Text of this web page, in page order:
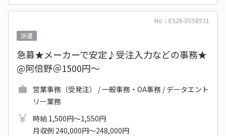
No：ES26-0558931
派遣
急募★メーカーで安定♪受注入力などの事務★
@阿倍野＠1500円～
営業事務（受発注） / 一般事務・OA事務 / データエント
リー業務
時給 1,500円～1,550円
月収例 240,000円～248,000円